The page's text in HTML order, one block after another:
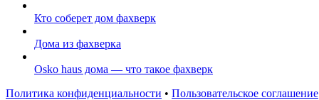
Кто соберет дом фахверк
Дома из фахверка
Osko haus дома — что такое фахверк
Политика конфиденциальности • Пользовательское соглашение